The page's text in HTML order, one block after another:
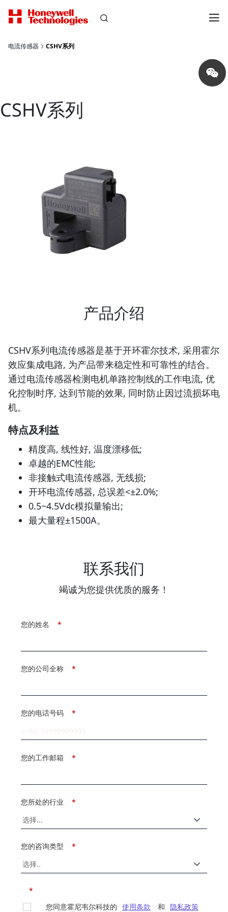
电流传感器 CSHV系列
Share
on
wechat
CSHV系列
产品介绍
CSHV系列电流传感器是基于开环霍尔技术, 采用霍尔
效应集成电路, 为产品带来稳定性和可靠性的结合。
通过电流传感器检测电机单路控制线的工作电流, 优
化控制时序, 达到节能的效果, 同时防止因过流损坏电
机。
特点及利益
精度高, 线性好, 温度漂移低;
卓越的EMC性能;
非接触式电流传感器, 无线损;
开环电流传感器, 总误差<±2.0%;
0.5~4.5Vdc模拟量输出;
最大量程±1500A。
联系我们
竭诚为您提供优质的服务！
*
您的姓名
*
您的公司全称
*
您的电话号码
*
您的工作邮箱
*
您所处的行业
*
您的咨询类型
*
您同意霍尼韦尔科技的 使用条款 和 隐私政策